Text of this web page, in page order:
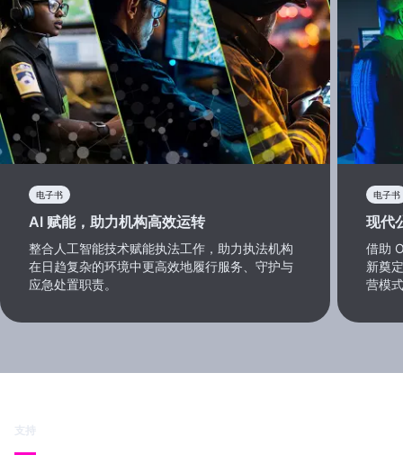
电子书
AI 赋能，助力机构高效运转
整合人工智能技术赋能执法工作，助力执法机构
在日趋复杂的环境中更高效地履行服务、守护与
应急处置职责。
电子书
现代
借助
新奠
营模
支持